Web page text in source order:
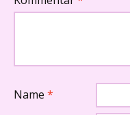
Name *